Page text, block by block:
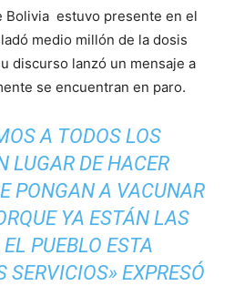
Bolivia estuvo presente en el
medio millón de la dosis
discurso lanzó un mensaje a
se encuentran en paro.
A TODOS LOS
LUGAR DE HACER
PONGAN A VACUNAR
YA ESTÁN LAS
PUEBLO ESTA
SERVICIOS» EXPRESÓ